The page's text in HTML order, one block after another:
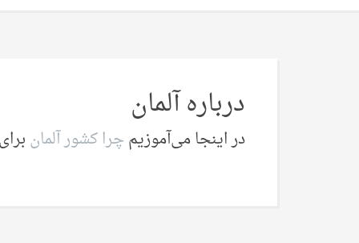
درباره آلمان
در اینجا می‌‌آموزیمچرا کشور آلمان